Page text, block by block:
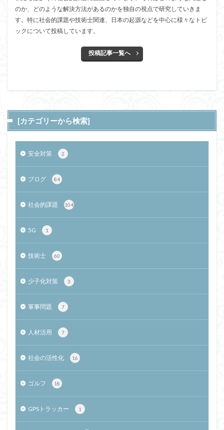
のか、どのような解決方法があるのかを独自の視点で研究していきま
す。特に社会的課題や技術士関連、日本の起源などを中心に様々なトピ
ックについて投稿しています。
投稿記事一覧へ
[カテゴリーから検索]
安全対策 2
ブログ 84
社会的課題 104
5G 1
技術士 60
少子化対策 3
軍事問題 7
人材活用 7
社会の活性化 16
ゴルフ 18
GPSトラッカー 1